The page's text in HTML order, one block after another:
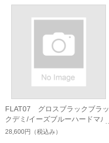
FLAT07 グロスブラックブラッ
クデミ/イーズブルーハードマル
チシングルコート
28,600円 （税込み）